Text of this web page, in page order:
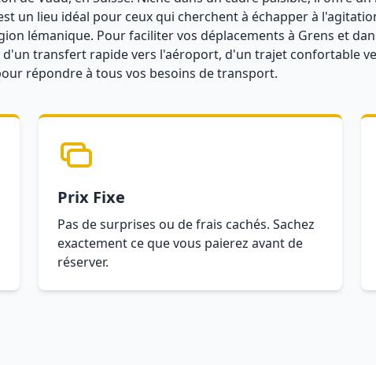
un lieu idéal pour ceux qui cherchent à échapper à
lémanique. Pour faciliter vos déplacements à Grens et
d'un transfert rapide vers l'aéroport, d'un trajet confortable
répondre à tous vos besoins de transport.
Prix Fixe
Pas de surprises ou de frais cachés. Sachez
exactement ce que vous paierez avant de
réserver.